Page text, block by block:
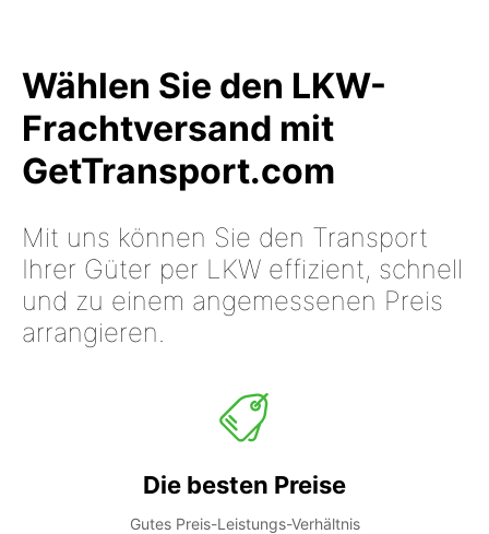
Wählen Sie den LKW-
Frachtversand mit
GetTransport.com
Mit uns können Sie den Transport
Ihrer Güter per LKW effizient, schnell
und zu einem angemessenen Preis
arrangieren.
Die besten Preise
Gutes Preis-Leistungs-Verhältnis